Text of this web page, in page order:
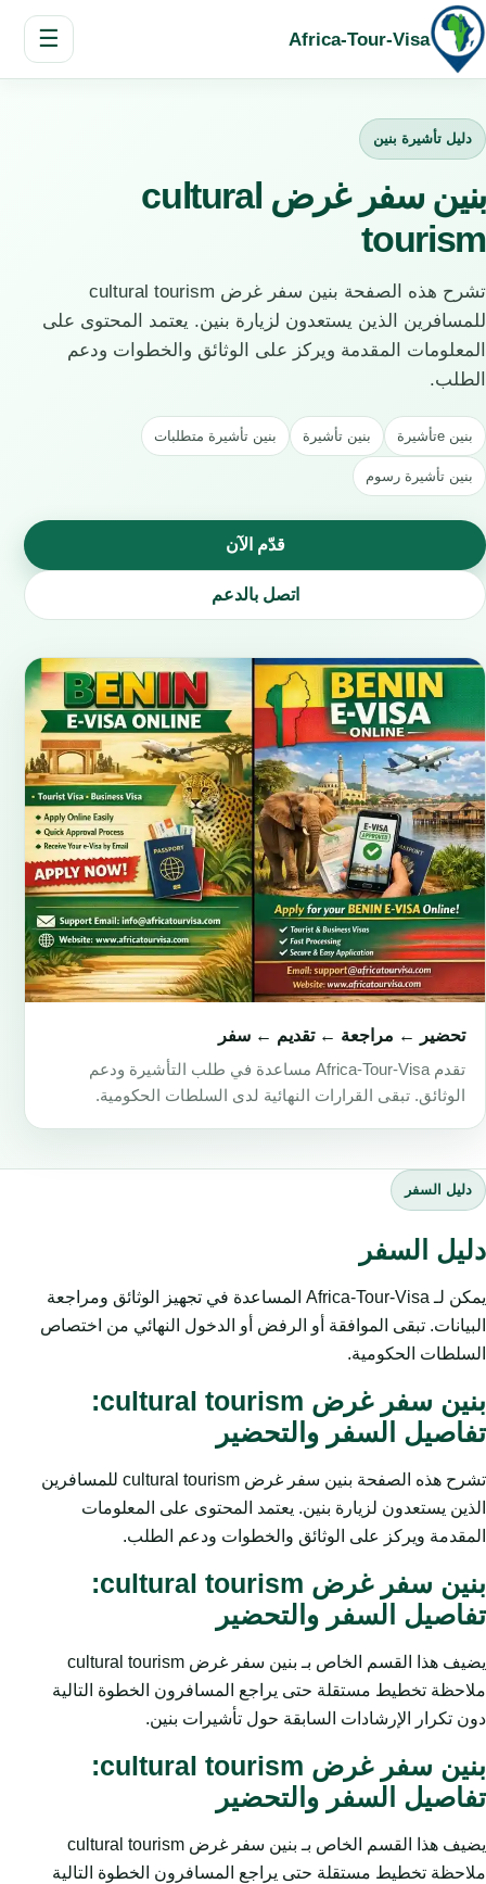
Africa-Tour-Visa
☰
دليل تأشيرة بنين
بنين سفر غرض cultural
tourism
تشرح هذه الصفحة بنين سفر غرض cultural tourism
للمسافرين الذين يستعدون لزيارة بنين. يعتمد المحتوى على
المعلومات المقدمة ويركز على الوثائق والخطوات ودعم
الطلب.
بنين eتأشيرة بنين تأشيرة بنين تأشيرة متطلبات
بنين تأشيرة رسوم
قدّم الآن
اتصل بالدعم
تحضير ← مراجعة ← تقديم ← سفر
تقدم Africa-Tour-Visa مساعدة في طلب التأشيرة ودعم
الوثائق. تبقى القرارات النهائية لدى السلطات الحكومية.
دليل السفر
دليل السفر
يمكن لـ Africa-Tour-Visa المساعدة في تجهيز الوثائق ومراجعة
البيانات. تبقى الموافقة أو الرفض أو الدخول النهائي من اختصاص
السلطات الحكومية.
بنين سفر غرض cultural tourism:
تفاصيل السفر والتحضير
تشرح هذه الصفحة بنين سفر غرض cultural tourism للمسافرين
الذين يستعدون لزيارة بنين. يعتمد المحتوى على المعلومات
المقدمة ويركز على الوثائق والخطوات ودعم الطلب.
بنين سفر غرض cultural tourism:
تفاصيل السفر والتحضير
يضيف هذا القسم الخاص بـ بنين سفر غرض cultural tourism
ملاحظة تخطيط مستقلة حتى يراجع المسافرون الخطوة التالية
دون تكرار الإرشادات السابقة حول تأشيرات بنين.
بنين سفر غرض cultural tourism:
تفاصيل السفر والتحضير
يضيف هذا القسم الخاص بـ بنين سفر غرض cultural tourism
ملاحظة تخطيط مستقلة حتى يراجع المسافرون الخطوة التالية